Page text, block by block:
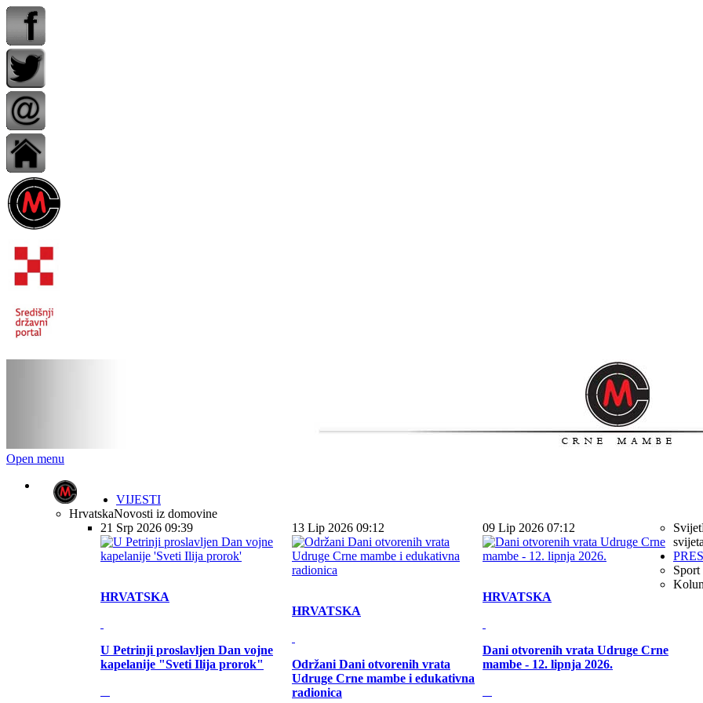
Open menu
VIJESTI
HrvatskaNovosti iz domovine
21 Srp 2026 09:39
HRVATSKA
U Petrinji proslavljen Dan vojne
kapelanije "Sveti Ilija prorok"
13 Lip 2026 09:12
HRVATSKA
Održani Dani otvorenih vrata
Udruge Crne mambe i edukativna
radionica
09 Lip 2026 07:12
HRVATSKA
Dani otvorenih vrata Udruge Crne
mambe - 12. lipnja 2026.
Svijet
svijeta
Sport